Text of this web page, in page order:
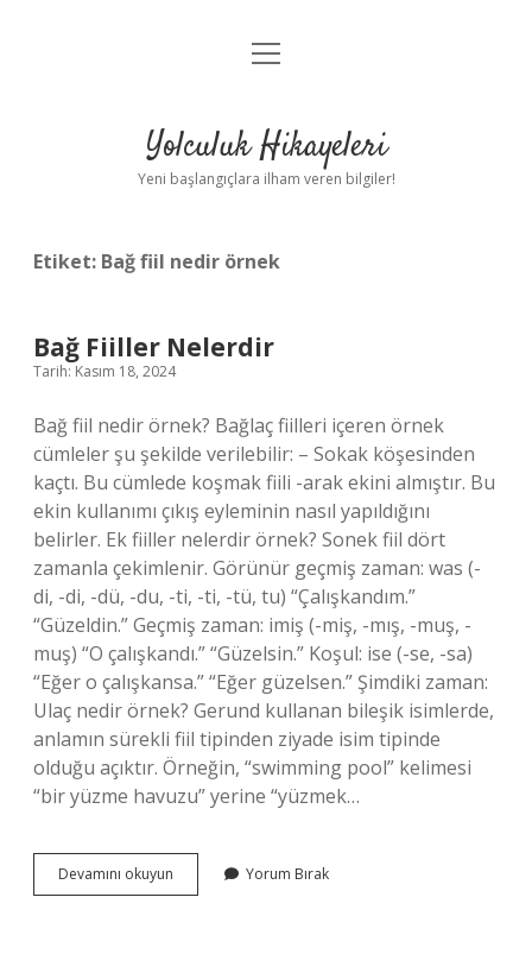
Anasayfa
Yasal Uyarı
menüyü
Yolculuk Hikayeleri
Yeni başlangıçlara ilham veren bilgiler!
Etiket: Bağ fiil nedir örnek
Bağ Fiiller Nelerdir
Tarih: Kasım 18, 2024
Bağ fiil nedir örnek? Bağlaç fiilleri içeren örnek
cümleler şu şekilde verilebilir: – Sokak köşesinden
kaçtı. Bu cümlede koşmak fiili -arak ekini almıştır. Bu
ekin kullanımı çıkış eyleminin nasıl yapıldığını
belirler. Ek fiiller nelerdir örnek? Sonek fiil dört
zamanla çekimlenir. Görünür geçmiş zaman: was (-
di, -di, -dü, -du, -ti, -ti, -tü, tu) “Çalışkandım.”
“Güzeldin.” Geçmiş zaman: imiş (-miş, -mış, -muş, -
muş) “O çalışkandı.” “Güzelsin.” Koşul: ise (-se, -sa)
“Eğer o çalışkansa.” “Eğer güzelsen.” Şimdiki zaman:
Ulaç nedir örnek? Gerund kullanan bileşik isimlerde,
anlamın sürekli fiil tipinden ziyade isim tipinde
olduğu açıktır. Örneğin, “swimming pool” kelimesi
“bir yüzme havuzu” yerine “yüzmek…
Devamını okuyun
Fiiller
Yorum Bırak